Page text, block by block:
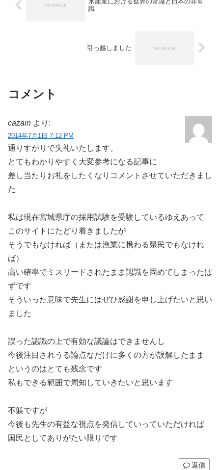
識
引っ越しました
コメント
cazain より:
2014年7月1日 7:12 PM
通りすがりで失礼いたします。
とてもわかりやすく大変参考になる記事に
差し当たりお礼をしたくなりコメントさせていただきまし
た
私は現在宮城県庁の採用試験を受験しているゆえあって
このサイトにたどり着きましたが
そうでもなければ（または漁業に携わる県民でもなけれ
ば）
高い確率でミスリードされたまま認識を固めてしまったは
ずです
そういった意味で先生にはぜひ感謝を申し上げたいと思い
ました
誤った認識の上で有効な議論はできませんし
今後注目されうる論点なだけに多くの方が誤解したまま
というのはとても残念です
私もできる範囲で周知していきたいと思います
不躾ですが
今後も先生の有益な視点を発信していっていただければ
国民としてありがたい限りです
返信